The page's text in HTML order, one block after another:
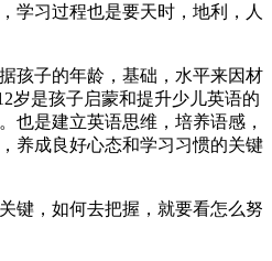
学习过程也是要天时，地利，人
孩子的年龄，基础，水平来因材
岁是孩子启蒙和提升少儿英语的
也是建立英语思维，培养语感，
养成良好心态和学习习惯的关键
键，如何去把握，就要看怎么努